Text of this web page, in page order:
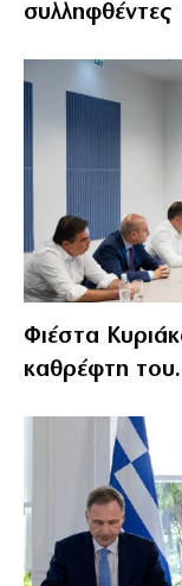
συλληφθέντες
Φιέστα
καθρέφτη